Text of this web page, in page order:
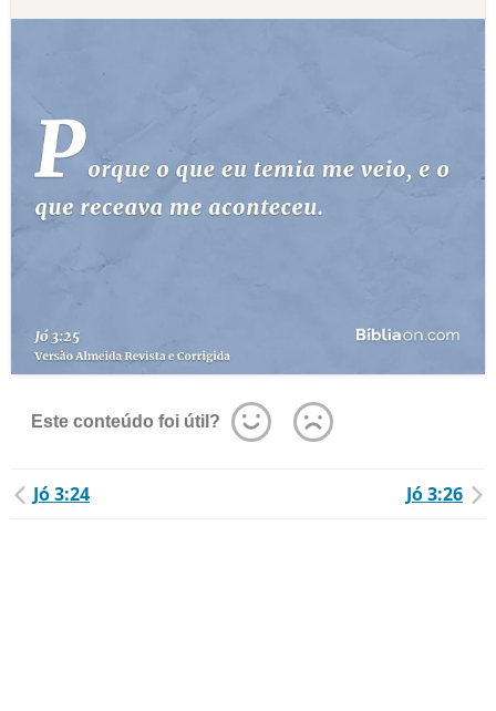
Este conteúdo foi útil?
Jó 3:24 Jó 3:26